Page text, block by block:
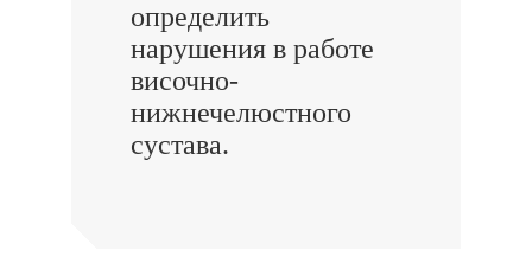
определить
нарушения в работе
височно-
нижнечелюстного
сустава.